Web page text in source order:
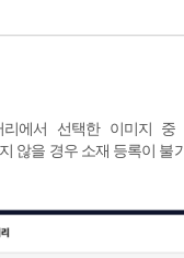
에서 선택한 이미지 중
않을 경우 소재 등록이 불